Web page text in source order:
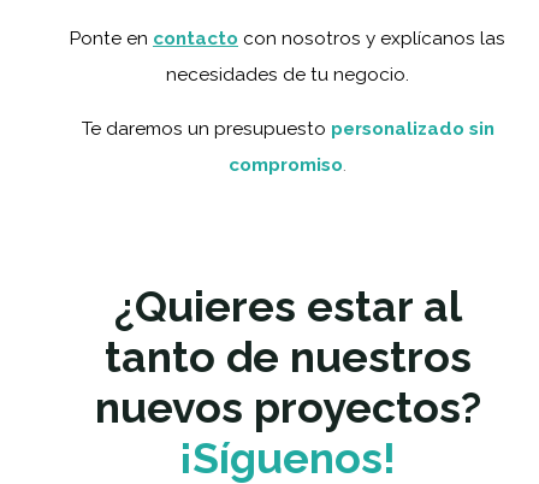
Ponte en contacto con nosotros y explícanos las
necesidades de tu negocio.
Te daremos un presupuesto personalizado sin
compromiso
¿Quieres estar al
tanto de nuestros
nuevos proyectos?
¡Síguenos!